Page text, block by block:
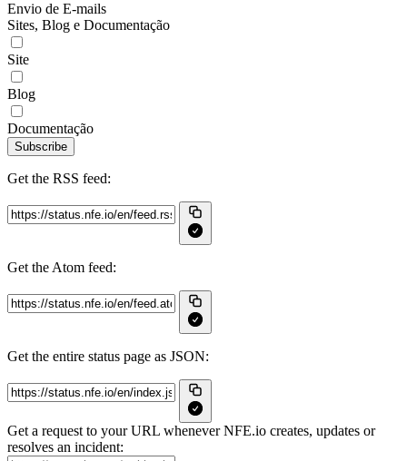
Envio de E-mails
Sites, Blog e Documentação
Site
Blog
Documentação
Subscribe
Get the RSS feed:
Get the Atom feed:
Get the entire status page as JSON:
Get a request to your URL whenever NFE.io creates, updates or
resolves an incident: